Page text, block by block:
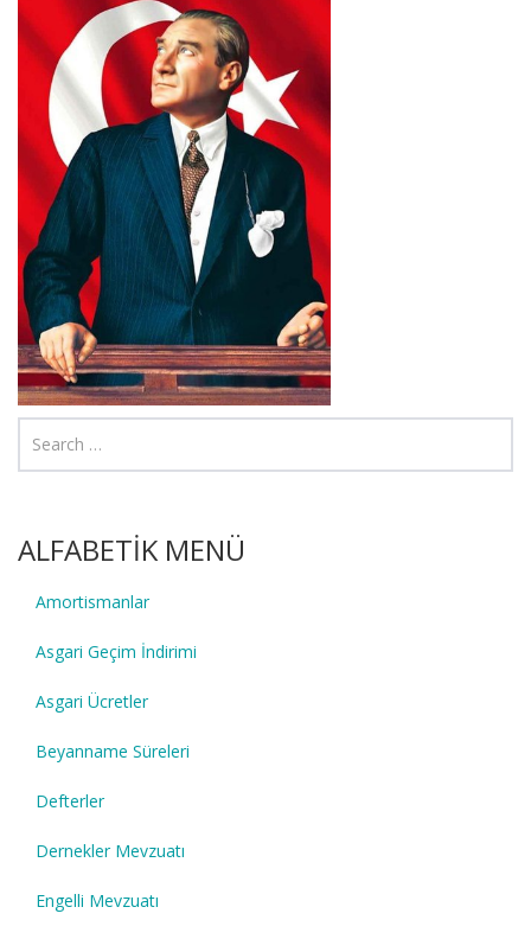
ALFABETİK MENÜ
Amortismanlar
Asgari Geçim İndirimi
Asgari Ücretler
Beyanname Süreleri
Defterler
Dernekler Mevzuatı
Engelli Mevzuatı